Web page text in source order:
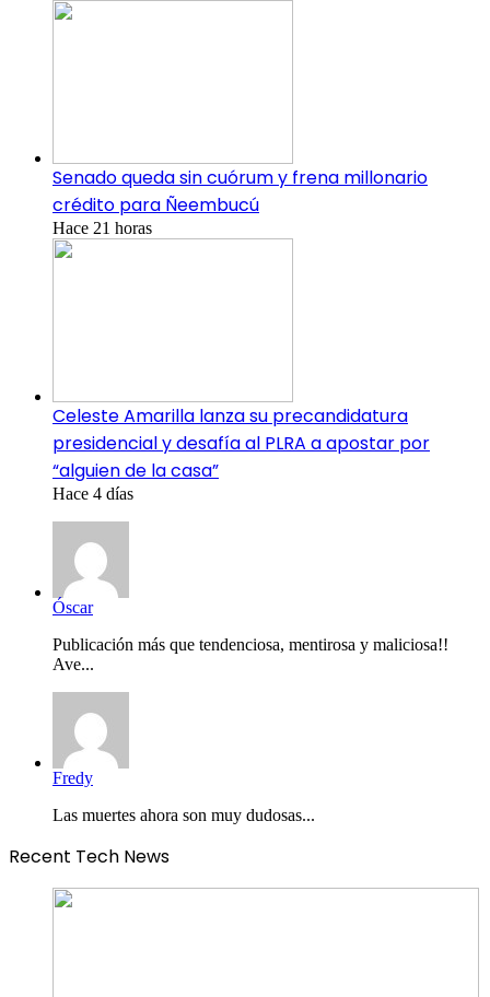
Senado queda sin cuórum y frena millonario
crédito para Ñeembucú
Hace 21 horas
Celeste Amarilla lanza su precandidatura
presidencial y desafía al PLRA a apostar por
“alguien de la casa”
Hace 4 días
Óscar
Publicación más que tendenciosa, mentirosa y maliciosa!!
Ave...
Fredy
Las muertes ahora son muy dudosas...
Recent Tech News